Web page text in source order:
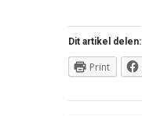
Dit artikel delen:
Print